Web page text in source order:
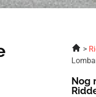
Nog